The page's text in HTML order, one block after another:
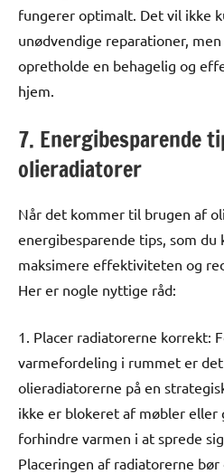
fungerer optimalt. Det vil ikke
unødvendige reparationer,
opretholde en behagelig og
hjem.
7. Energibesparende
olieradiatorer
Når det kommer til brugen af
energibesparende tips, som du
maksimere effektiviteten og
Her er nogle nyttige råd:
1. Placer radiatorerne korrekt:
varmefordeling i rummet er
olieradiatorerne på en
ikke er blokeret af møbler eller
forhindre varmen i at sprede
Placeringen af radiatorerne